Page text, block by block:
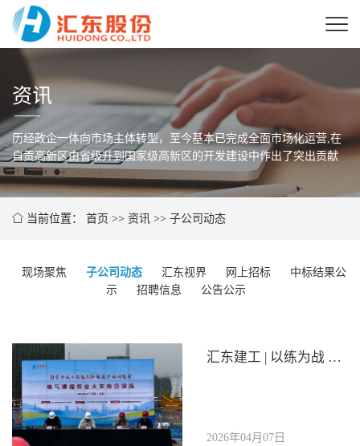
资讯
历经政企一体向市场主体转型，至今基本已完成全面市场化运营,在
自贡高新区由省级升到国家级高新区的开发建设中作出了突出贡献
当前位置： 首页 >> 资讯 >> 子公司动态
现场聚焦 子公司动态 汇东视界 网上招标
中标结果公
示
招聘信息 公告公示
汇东建工 | 以练为战 防患未“燃”——自贡市人工智能创新发展产业园开展电气焊接火灾事故应急演练
2026年04月07日